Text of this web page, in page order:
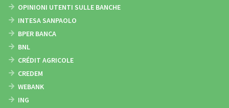
OPINIONI UTENTI SULLE BANCHE
INTESA SANPAOLO
BPER BANCA
BNL
CRÉDIT AGRICOLE
CREDEM
WEBANK
ING